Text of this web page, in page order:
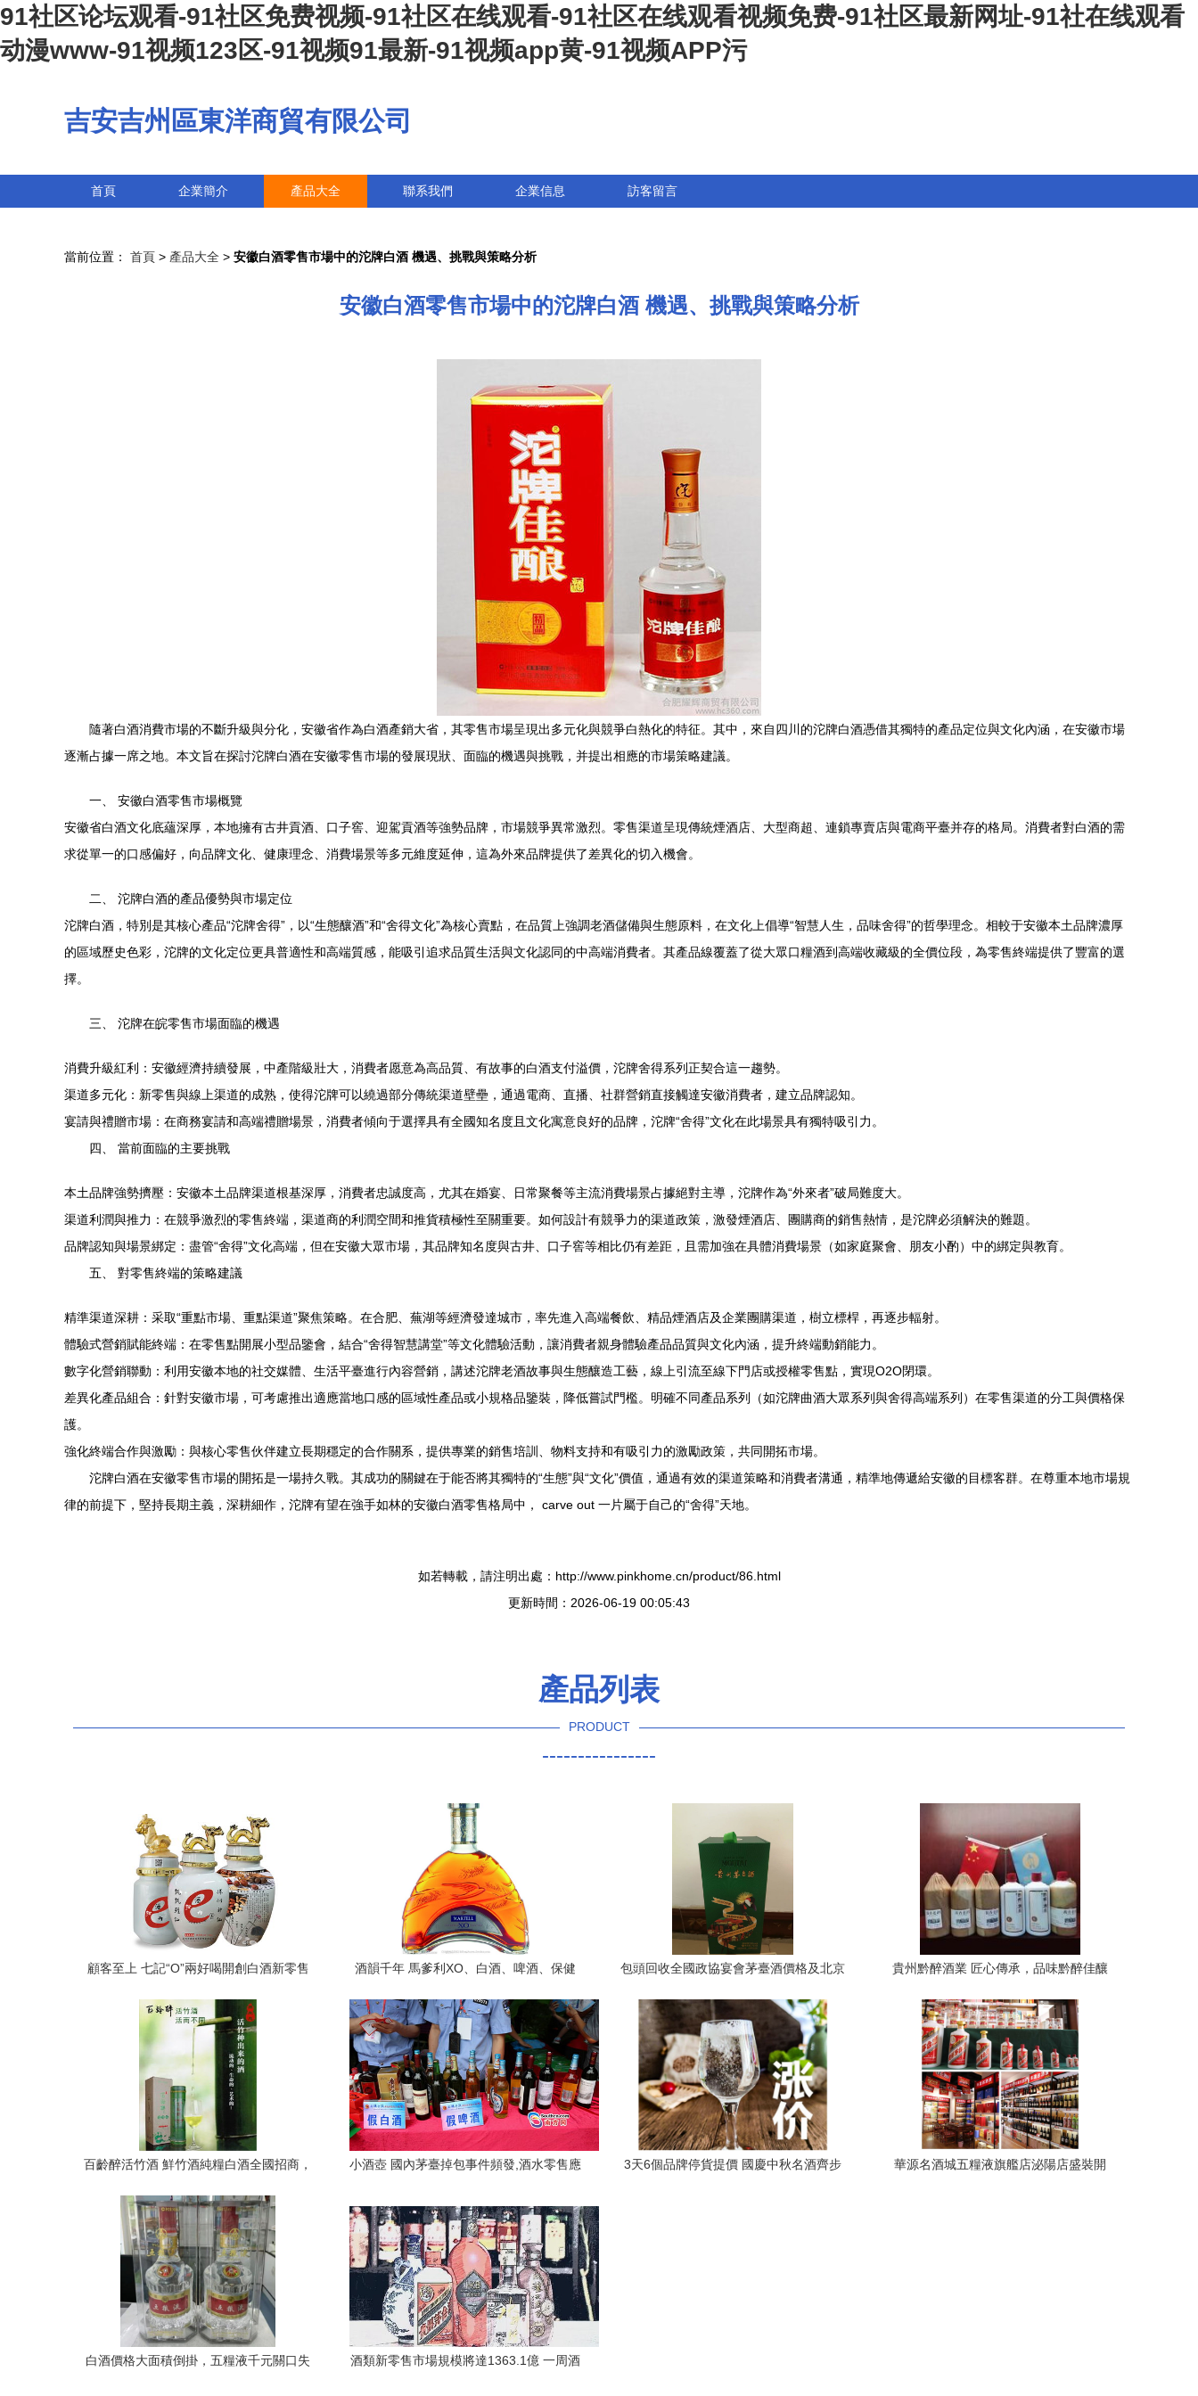
91社区论坛观看-91社区免费视频-91社区在线观看-91社区在线观看视频免费-91社区最新网址-91社在线观看
动漫www-91视频123区-91视频91最新-91视频app黄-91视频APP污
吉安吉州區東洋商貿有限公司
首頁 企業簡介 產品大全 聯系我們 企業信息 訪客留言
當前位置： 首頁 > 產品大全 > 安徽白酒零售市場中的沱牌白酒 機遇、挑戰與策略分析
安徽白酒零售市場中的沱牌白酒 機遇、挑戰與策略分析
隨著白酒消費市場的不斷升級與分化，安徽省作為白酒產銷大省，其零售市場呈現出多元化與競爭白熱化的特征。其中，來自四川的沱牌白酒憑借其獨特的產品定位與文化內涵，在安徽市場
逐漸占據一席之地。本文旨在探討沱牌白酒在安徽零售市場的發展現狀、面臨的機遇與挑戰，并提出相應的市場策略建議。
一、 安徽白酒零售市場概覽
安徽省白酒文化底蘊深厚，本地擁有古井貢酒、口子窖、迎駕貢酒等強勢品牌，市場競爭異常激烈。零售渠道呈現傳統煙酒店、大型商超、連鎖專賣店與電商平臺并存的格局。消費者對白酒的需
求從單一的口感偏好，向品牌文化、健康理念、消費場景等多元維度延伸，這為外來品牌提供了差異化的切入機會。
二、 沱牌白酒的產品優勢與市場定位
沱牌白酒，特別是其核心產品“沱牌舍得”，以“生態釀酒”和“舍得文化”為核心賣點，在品質上強調老酒儲備與生態原料，在文化上倡導“智慧人生，品味舍得”的哲學理念。相較于安徽本土品牌濃厚
的區域歷史色彩，沱牌的文化定位更具普適性和高端質感，能吸引追求品質生活與文化認同的中高端消費者。其產品線覆蓋了從大眾口糧酒到高端收藏級的全價位段，為零售終端提供了豐富的選
擇。
三、 沱牌在皖零售市場面臨的機遇
消費升級紅利：安徽經濟持續發展，中產階級壯大，消費者愿意為高品質、有故事的白酒支付溢價，沱牌舍得系列正契合這一趨勢。
渠道多元化：新零售與線上渠道的成熟，使得沱牌可以繞過部分傳統渠道壁壘，通過電商、直播、社群營銷直接觸達安徽消費者，建立品牌認知。
宴請與禮贈市場：在商務宴請和高端禮贈場景，消費者傾向于選擇具有全國知名度且文化寓意良好的品牌，沱牌“舍得”文化在此場景具有獨特吸引力。
四、 當前面臨的主要挑戰
本土品牌強勢擠壓：安徽本土品牌渠道根基深厚，消費者忠誠度高，尤其在婚宴、日常聚餐等主流消費場景占據絕對主導，沱牌作為“外來者”破局難度大。
渠道利潤與推力：在競爭激烈的零售終端，渠道商的利潤空間和推貨積極性至關重要。如何設計有競爭力的渠道政策，激發煙酒店、團購商的銷售熱情，是沱牌必須解決的難題。
品牌認知與場景綁定：盡管“舍得”文化高端，但在安徽大眾市場，其品牌知名度與古井、口子窖等相比仍有差距，且需加強在具體消費場景（如家庭聚會、朋友小酌）中的綁定與教育。
五、 對零售終端的策略建議
精準渠道深耕：采取“重點市場、重點渠道”聚焦策略。在合肥、蕪湖等經濟發達城市，率先進入高端餐飲、精品煙酒店及企業團購渠道，樹立標桿，再逐步輻射。
體驗式營銷賦能終端：在零售點開展小型品鑒會，結合“舍得智慧講堂”等文化體驗活動，讓消費者親身體驗產品品質與文化內涵，提升終端動銷能力。
數字化營銷聯動：利用安徽本地的社交媒體、生活平臺進行內容營銷，講述沱牌老酒故事與生態釀造工藝，線上引流至線下門店或授權零售點，實現O2O閉環。
差異化產品組合：針對安徽市場，可考慮推出適應當地口感的區域性產品或小規格品鑒裝，降低嘗試門檻。明確不同產品系列（如沱牌曲酒大眾系列與舍得高端系列）在零售渠道的分工與價格保
護。
強化終端合作與激勵：與核心零售伙伴建立長期穩定的合作關系，提供專業的銷售培訓、物料支持和有吸引力的激勵政策，共同開拓市場。
沱牌白酒在安徽零售市場的開拓是一場持久戰。其成功的關鍵在于能否將其獨特的“生態”與“文化”價值，通過有效的渠道策略和消費者溝通，精準地傳遞給安徽的目標客群。在尊重本地市場規
律的前提下，堅持長期主義，深耕細作，沱牌有望在強手如林的安徽白酒零售格局中， carve out 一片屬于自己的“舍得”天地。
如若轉載，請注明出處：http://www.pinkhome.cn/product/86.html
更新時間：2026-06-19 00:05:43
產品列表
PRODUCT
----------------
顧客至上 七記“O”兩好喝開創白酒新零售
酒韻千年 馬爹利XO、白酒、啤酒、保健
包頭回收全國政協宴會茅臺酒價格及北京
貴州黔醉酒業 匠心傳承，品味黔醉佳釀
百齡醉活竹酒 鮮竹酒純糧白酒全國招商，
小酒壺 國內茅臺掉包事件頻發,酒水零售應
3天6個品牌停貨提價 國慶中秋名酒齊步
華源名酒城五糧液旗艦店泌陽店盛裝開
白酒價格大面積倒掛，五糧液千元關口失
酒類新零售市場規模將達1363.1億 一周酒